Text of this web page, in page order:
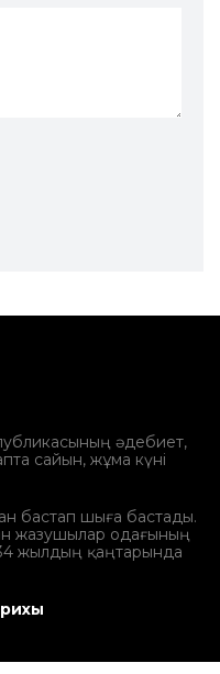
әдебиет,
сайын, жұма күні
бастап шыға бастады.
жазушылар одағының
жылдың қаңтарында